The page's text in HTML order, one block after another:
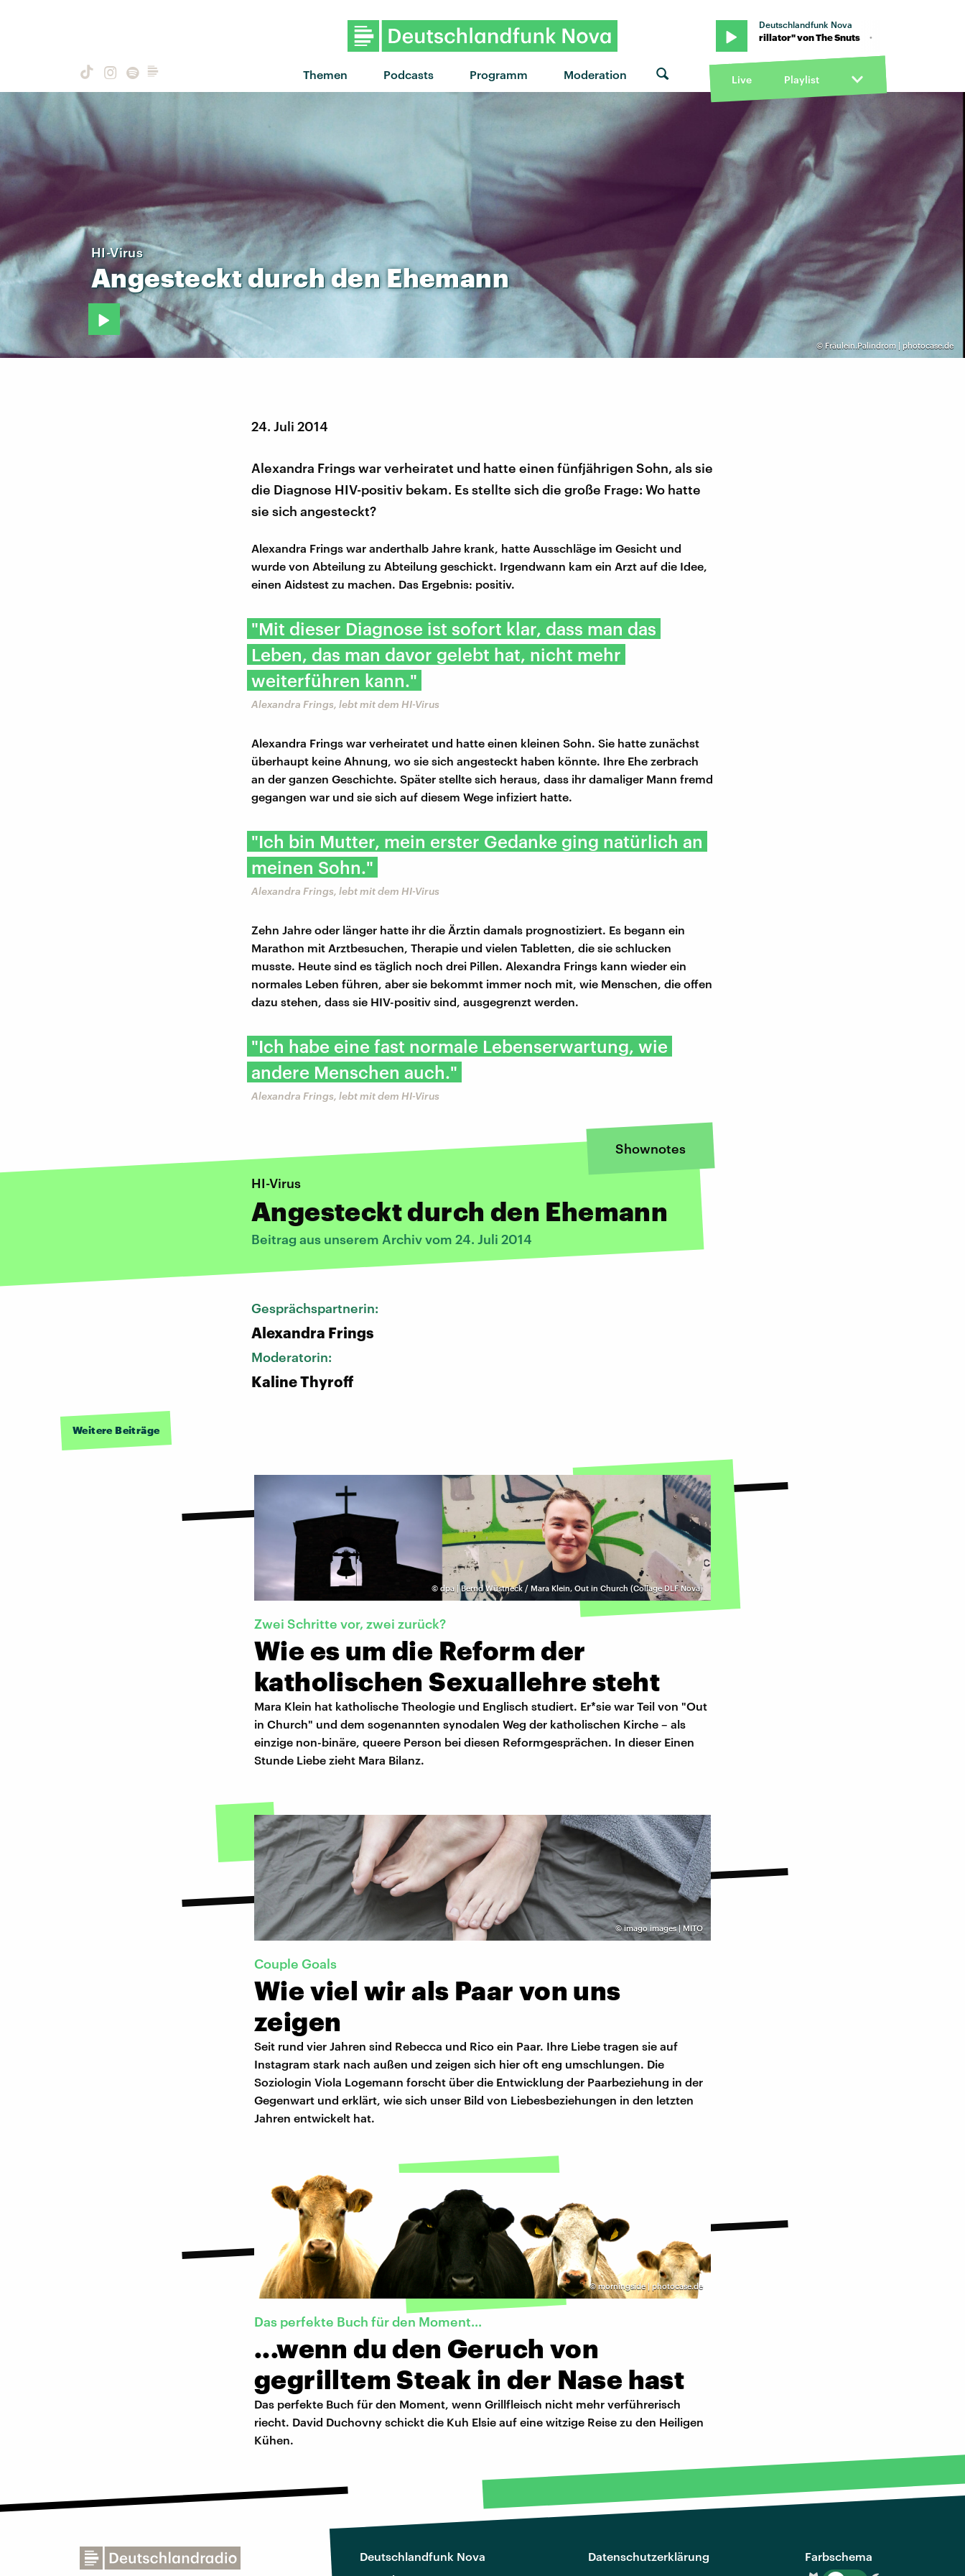
Themen Podcasts Programm Moderation
Deutschlandfunk Nova
"Defibrillator" von The Snuts · "Defibrillator" von The Snuts · "Defibrillator" von The Snuts
Live Playlist
© Fräulein.Palindrom | photocase.de
HI-Virus
AngestecktdurchdenEhemann
24. Juli 2014
Alexandra Frings war verheiratet und hatte einen fünfjährigen Sohn, als sie
die Diagnose HIV-positiv bekam. Es stellte sich die große Frage: Wo hatte
sie sich angesteckt?
Alexandra Frings war anderthalb Jahre krank, hatte Ausschläge im Gesicht und
wurde von Abteilung zu Abteilung geschickt. Irgendwann kam ein Arzt auf die Idee,
einen Aidstest zu machen. Das Ergebnis: positiv.
"Mit dieser Diagnose ist sofort klar, dass man das
Leben, das man davor gelebt hat, nicht mehr
weiterführen kann."
Alexandra Frings, lebt mit dem HI-Virus
Alexandra Frings war verheiratet und hatte einen kleinen Sohn. Sie hatte zunächst
überhaupt keine Ahnung, wo sie sich angesteckt haben könnte. Ihre Ehe zerbrach
an der ganzen Geschichte. Später stellte sich heraus, dass ihr damaliger Mann fremd
gegangen war und sie sich auf diesem Wege infiziert hatte.
"Ich bin Mutter, mein erster Gedanke ging natürlich an
meinen Sohn."
Alexandra Frings, lebt mit dem HI-Virus
Zehn Jahre oder länger hatte ihr die Ärztin damals prognostiziert. Es begann ein
Marathon mit Arztbesuchen, Therapie und vielen Tabletten, die sie schlucken
musste. Heute sind es täglich noch drei Pillen. Alexandra Frings kann wieder ein
normales Leben führen, aber sie bekommt immer noch mit, wie Menschen, die offen
dazu stehen, dass sie HIV-positiv sind, ausgegrenzt werden.
"Ich habe eine fast normale Lebenserwartung, wie
andere Menschen auch."
Alexandra Frings, lebt mit dem HI-Virus
Shownotes
HI-Virus
Angesteckt durch den Ehemann
Beitrag aus unserem Archiv vom 24. Juli 2014
Gesprächspartnerin:
Alexandra Frings
Moderatorin:
Kaline Thyroff
Weitere Beiträge
© dpa | Bernd Wüstneck / Mara Klein, Out in Church (Collage DLF Nova)
Zwei Schritte vor, zwei zurück?
Wie es um die Reform der
katholischen Sexuallehre steht
Mara Klein hat katholische Theologie und Englisch studiert. Er*sie war Teil von "Out
in Church" und dem sogenannten synodalen Weg der katholischen Kirche – als
einzige non-binäre, queere Person bei diesen Reformgesprächen. In dieser Einen
Stunde Liebe zieht Mara Bilanz.
©imago images | MITO
Couple Goals
Wie viel wir als Paar von uns
zeigen
Seit rund vier Jahren sind Rebecca und Rico ein Paar. Ihre Liebe tragen sie auf
Instagram stark nach außen und zeigen sich hier oft eng umschlungen. Die
Soziologin Viola Logemann forscht über die Entwicklung der Paarbeziehung in der
Gegenwart und erklärt, wie sich unser Bild von Liebesbeziehungen in den letzten
Jahren entwickelt hat.
©morningside | photocase.de
Das perfekte Buch für den Moment...
...wenn du den Geruch von
gegrilltem Steak in der Nase hast
Das perfekte Buch für den Moment, wenn Grillfleisch nicht mehr verführerisch
riecht. David Duchovny schickt die Kuh Elsie auf eine witzige Reise zu den Heiligen
Kühen.
Deutschlandfunk Nova
Datenschutzerklärung
Farbschema